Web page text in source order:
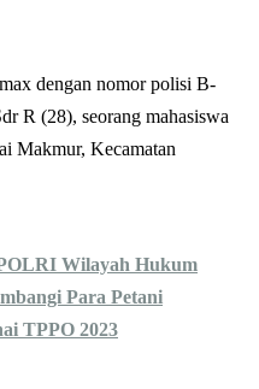
dengan nomor polisi B-
R (28), seorang mahasiswa
Makmur, Kecamatan
Wilayah Hukum
Para Petani
TPPO 2023